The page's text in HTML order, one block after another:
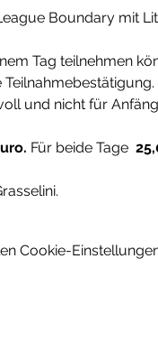
Boundary mit
Tag teilnehmen
und nicht für
Für beide Tage
Cookie-